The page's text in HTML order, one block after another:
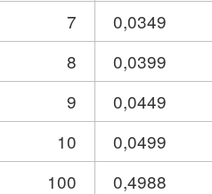
7
0,0349
8
0,0399
9
0,0449
10
0,0499
100
0,4988